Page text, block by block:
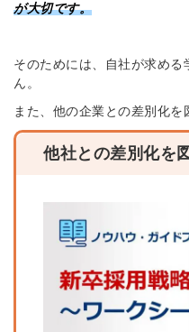
が大切です。
そのためには、自社が求め
ん。
また、他の企業との差別化を
他社との差別化を